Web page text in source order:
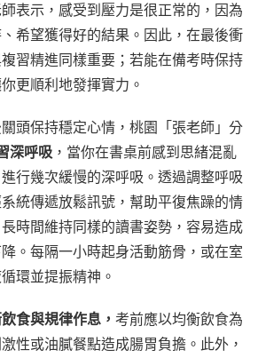
表示，感受到壓力是很正常的，因為
希望獲得好的結果。因此，在最後衝
習精進同樣重要；若能在備考時保持
更順利地發揮實力。
頭保持穩定心情，桃園「張老師」分
深呼吸 ，當你在書桌前感到思緒混亂
行幾次緩慢的深呼吸。透過調整呼吸
統傳遞放鬆訊號，幫助平復焦躁的情
長時間維持同樣的讀書姿勢，容易造成
。每隔一小時起身活動筋骨，或在室
環並提振精神。
食與規律作息， 考前應以均衡飲食為
性或油膩餐點造成腸胃負擔。此外，